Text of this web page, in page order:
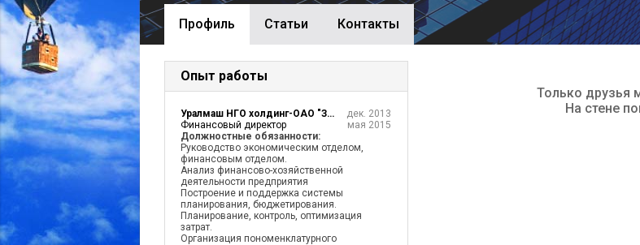
Профиль Cтатьи Контакты
Опыт работы
Уралмаш НГО холдинг-ОАО "Завод Нефтемаш"
Финансовый директор
дек. 2013
мая 2015
Должностные обязанности:
Руководство экономическим отделом,
финансовым отделом.
Анализ финансово-хозяйственной
деятельности предприятия
Построение и поддержка системы
планирования, бюджетирования.
Планирование, контроль, оптимизация
затрат.
Организация пономенклатурного
Только друзья
На стене